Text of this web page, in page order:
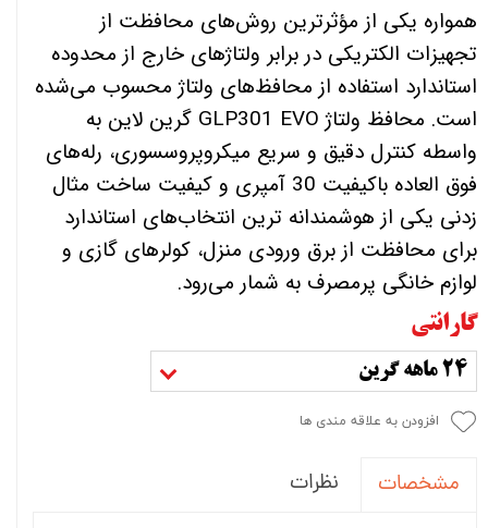
همواره یکی از مؤثرترین روش‌های محافظت از
تجهیزات الکتریکی در برابر ولتاژهای خارج از محدوده
استاندارد استفاده از محافظ‌های ولتاژ محسوب می‌شده
است. محافظ ولتاژ GLP301 EVO گرین لاین به
واسطه کنترل دقیق و سریع میکروپروسسوری، رله‌های
فوق العاده باکیفیت 30 آمپری و کیفیت ساخت مثال
زدنی یکی از هوشمندانه ترین انتخاب‌های استاندارد
برای محافظت از برق ورودی منزل، کولرهای گازی و
لوازم خانگی پرمصرف به شمار می‌رود.
گارانتی
24 ماهه گرین
افزودن به علاقه مندی ها
مشخصات نظرات